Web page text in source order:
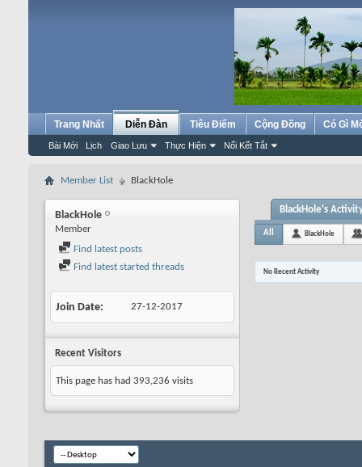
Trang Nhất Diễn Đàn
Bài Mới Lịch Giao Lưu Thực Hiện Nối Kết Tắt
Tiêu Điểm Cộng Đồng Có Gì
Member List BlackHole
BlackHole
Member
Find latest posts
Find latest started threads
Join Date 27-12-2017
Recent Visitors
This page has had 393,236 visits
BlackHole's
All BlackHole
No Recent Activity